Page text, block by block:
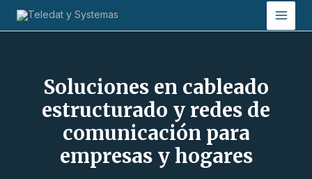
Main
Soluciones en cableado
estructurado y redes de
comunicación para
empresas y hogares